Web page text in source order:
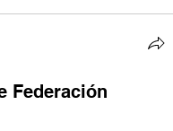
Federación